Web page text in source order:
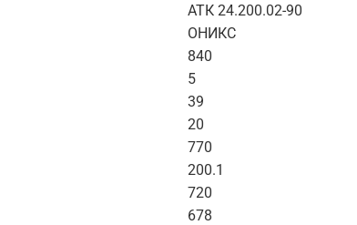
АТК 24.200.02-90
ОНИКС
840
5
39
20
770
200.1
720
678